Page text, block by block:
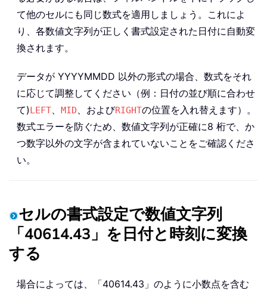
て他のセルにも同じ数式を適用しましょう。これによ
り、各数値文字列が正しく書式設定された日付に自動変
換されます。
データが YYYYMMDD 以外の形式の場合、数式をそれ
に応じて調整してください（例：日付の並び順に合わせ
て)LEFT、 MID、およびRIGHTの位置を入れ替えます）。
数式エラーを防ぐため、数値文字列が正確に8 桁で、か
つ数字以外の文字が含まれていないことをご確認くださ
い。
セルの書式設定で数値文字列
「40614.43」を日付と時刻に変換
する
場合によっては、「40614.43」のように小数点を含む